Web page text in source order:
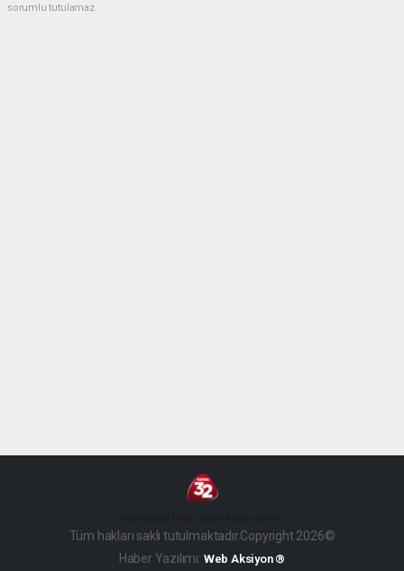
sorumlu tutulamaz.
Tüm hakları saklı tutulmaktadır.Copyright 2026©
Haber Yazılımı: Web Aksiyon ®